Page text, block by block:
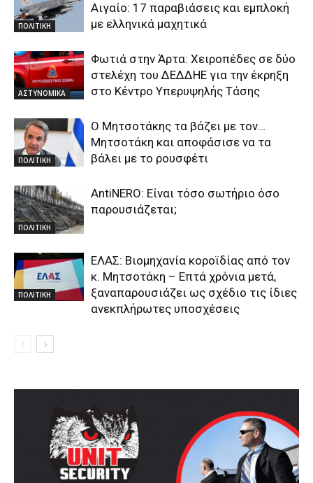
ΠΟΛΙΤΙΚΗ
Αιγαίο: 17 παραβιάσεις και εμπλοκή
με ελληνικά μαχητικά
ΑΣΤΥΝΟΜΙΚΑ
Φωτιά στην Άρτα: Χειροπέδες σε δύο
στελέχη του ΔΕΔΔΗΕ για την έκρηξη
στο Κέντρο Υπερυψηλής Τάσης
ΠΟΛΙΤΙΚΗ
Ο Μητσοτάκης τα βάζει με τον…
Μητσοτάκη και αποφάσισε να τα
βάλει με το ρουσφέτι
ΠΟΛΙΤΙΚΗ
AntiNERO: Είναι τόσο σωτήριο όσο
παρουσιάζεται;
ΠΟΛΙΤΙΚΗ
ΕΛΑΣ: Βιομηχανία κοροϊδίας από τον
κ. Μητσοτάκη – Επτά χρόνια μετά,
ξαναπαρουσιάζει ως σχέδιο τις ίδιες
ανεκπλήρωτες υποσχέσεις